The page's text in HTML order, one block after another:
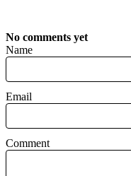
No comments yet
Name
Email
Comment